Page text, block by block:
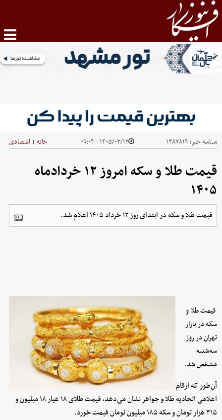
شناسه خبر:۱۳۸۷۸۱۹ ۱۴۰۵/۰۳/۱۲ - ۰۹:۰۴ خانه | اقتصادی
قیمت طلا و سکه امروز ۱۲ خردادماه
۱۴۰۵
قیمت طلا و سکه در ابتدای روز ۱۲ خرداد ۱۴۰۵ اعلام شد.
قیمت طلا و
سکه در بازار
تهران در روز
سه‌شنبه
مشخص شد.
آن‌طور که ارقام
اعلامی اتحادیه طلا و جواهر نشان می‌دهد، قیمت طلای ۱۸ عیار ۱۸ میلیون و
۳۱۵ هزار تومان و سکه ۱۸۵ میلیون تومان قیمت خورد.